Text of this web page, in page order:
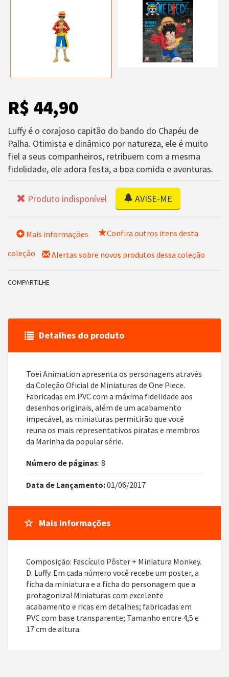
R$ 44,90
Luffy é o corajoso capitão do bando do Chapéu de
Palha. Otimista e dinâmico por natureza, ele é muito
fiel a seus companheiros, retribuem com a mesma
fidelidade, ele adora festa, a boa comida e aventuras.
Produto indisponível AVISE-ME
Mais informações
Confira outros itens desta
coleção
Alertas sobre novos produtos dessa coleção
COMPARTILHE
Detalhes do produto
Toei Animation apresenta os personagens através
da Coleção Oficial de Miniaturas de One Piece.
Fabricadas em PVC com a máxima fidelidade aos
desenhos originais, além de um acabamento
impecável, as miniaturas permitirão que você
reuna os mais representativos piratas e membros
da Marinha da popular série.
Número de páginas: 8
Data de Lançamento:01/06/2017
Mais informações
Composição: Fascículo Pôster + Miniatura Monkey.
D. Luffy. Em cada número você recebe um poster, a
ficha da miniatura e a ficha do personagem que a
protagoniza! Miniaturas com excelente
acabamento e ricas em detalhes; fabricadas em
PVC com base transparente; Tamanho entre 4,5 e
17 cm de altura.